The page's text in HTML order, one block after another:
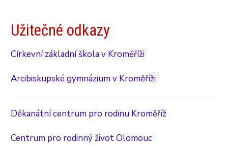
Užitečné odkazy
Církevní základní škola v Kroměříži
Arcibiskupské gymnázium v Kroměříži
Děkanátní centrum pro rodinu Kroměříž
Centrum pro rodinný život Olomouc